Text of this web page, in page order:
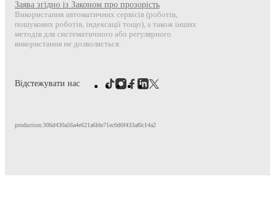
Заява згідно із Законом про прозорість
Використання автоматичних сервісів (роботів,
пошукових роботів, індексації тощо), а також інших
методів для систематичного або регулярного
використання не дозволяється.
Відстежувати нас
production:306d430a56a4e621a6fde71ec0d0f433af0c14a2